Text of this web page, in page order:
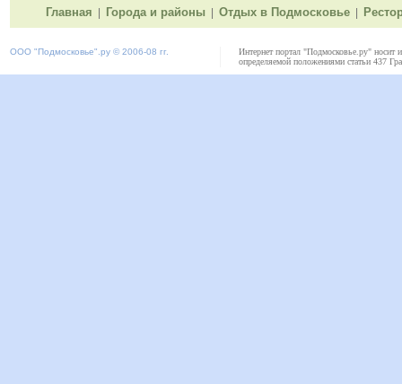
Главная Города и районы Отдых в Подмосковье
ООО "Подмосковье" .ру © 2006-08 гг.
Интернет портал "Подмосковье.ру" носит
определяемой положениями статьи 437